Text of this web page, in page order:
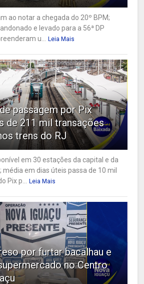
ao notar a chegada do 20º BPM;
e levado para a 56ª DP
u...
Leia Mais
passagem por Pix
de 211 mil transações
trens do RJ
em 30 estações da capital e da
média em dias úteis passa de 10 mil
Pix p...
Leia Mais
por furtar bacalhau e
no Centro